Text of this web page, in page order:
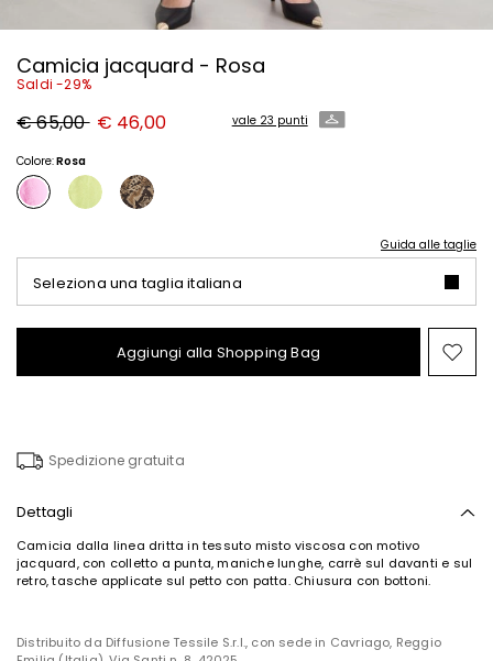
Camicia jacquard - Rosa
Saldi -29%
Prezzo
originale
65,00
€ 65,00 Nuovo
prezzo
€ 46,00 vale 23 punti
Colore:Rosa
Guida alle taglie
Seleziona una taglia italiana
Aggiungi alla Shopping Bag
Spedizione gratuita
Dettagli
Camicia dalla linea dritta in tessuto misto viscosa con motivo
jacquard, con colletto a punta, maniche lunghe, carrè sul davanti e sul
retro, tasche applicate sul petto con patta. Chiusura con bottoni.
Distribuito da Diffusione Tessile S.r.l., con sede in Cavriago, Reggio